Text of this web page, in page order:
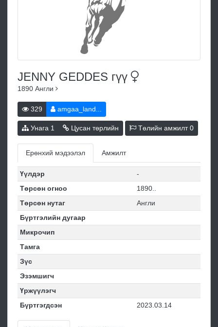
JENNY GEDDES гүү
1890 Англи
329 amgaa_land...
Унага 1 Цусан төрлийн Төлийн амжилт0
Ерөнхий мэдээлэл Амжилт
Үүлдэр
-
Төрсөн огноо
1890..
Төрсөн нутаг
Англи
Бүртгэлийн дугаар
Микрочип
Тамга
Зүс
Эзэмшигч
Үржүүлэгч
Бүртгэгдсэн
2023.03.14